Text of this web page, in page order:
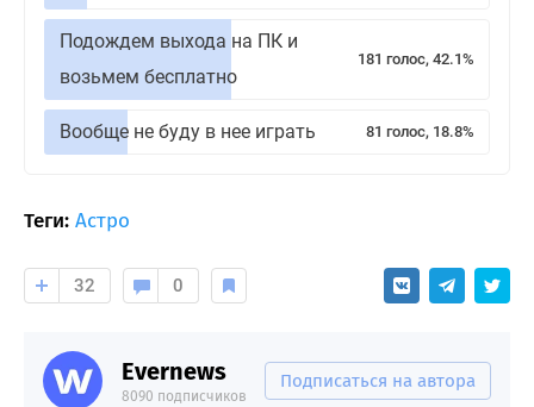
Подождем выхода на ПК и
возьмем бесплатно
181 голос, 42.1%
Вообще не буду в нее играть 81 голос, 18.8%
Теги: Астро
32 0
Evernews
8090 подписчиков
Подписаться на автора